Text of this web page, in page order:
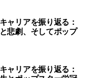
ャリアを振り返る：
悲劇、そしてポップ
ャリアを振り返る：